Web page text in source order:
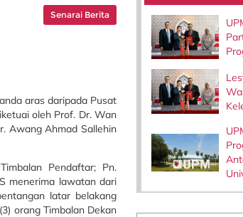
Senarai Berita
aras daripada Pusat
oleh Prof. Dr. Wan
Awang Ahmad Sallehin
Pendaftar; Pn.
menerima lawatan dari
latar belakang
orang Timbalan Dekan